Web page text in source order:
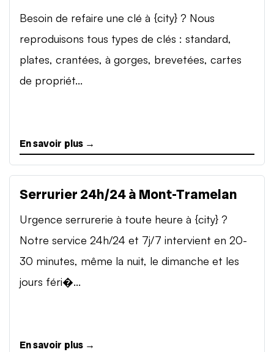
Besoin de refaire une clé à {city} ? Nous
reproduisons tous types de clés : standard,
plates, crantées, à gorges, brevetées, cartes
de propriét...
En savoir plus →
Serrurier 24h/24 à Mont-Tramelan
Urgence serrurerie à toute heure à {city} ?
Notre service 24h/24 et 7j/7 intervient en 20-
30 minutes, même la nuit, le dimanche et les
jours féri�...
En savoir plus →